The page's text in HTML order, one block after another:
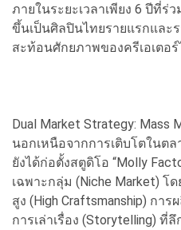
ภายในระยะเวลาเพียง 6 ปีที่ร่
ขึ้นเป็นศิลปินไทยรายแรกและ
สะท้อนศักยภาพของครีเอเตอร์
Dual Market Strategy: Mass
นอกเหนือจากการเติบโตในต
ยังได้ก่อตั้งสตูดิโอ “Molly
เฉพาะกลุ่ม (Niche Market) โ
สูง (High Craftsmanship) กา
การเล่าเรื่อง (Storytelling) ที่ลึ